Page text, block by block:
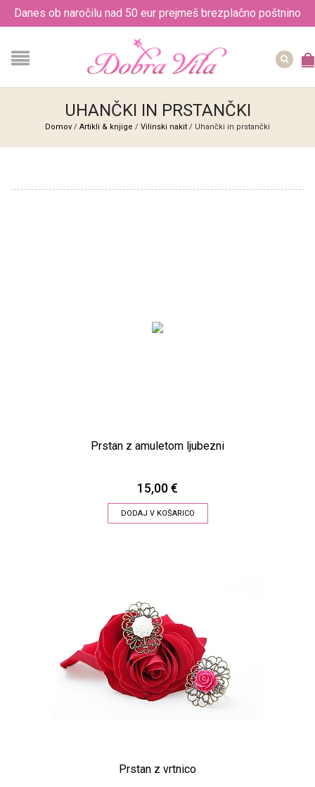
Danes ob naročilu nad 50 eur prejmeš brezplačno poštnino
UHANČKI IN PRSTANČKI
Domov / Artikli & knjige / Vilinski nakit / Uhančki in prstančki
Prstan z amuletom ljubezni
15,00 €
DODAJ V KOŠARICO
Prstan z vrtnico